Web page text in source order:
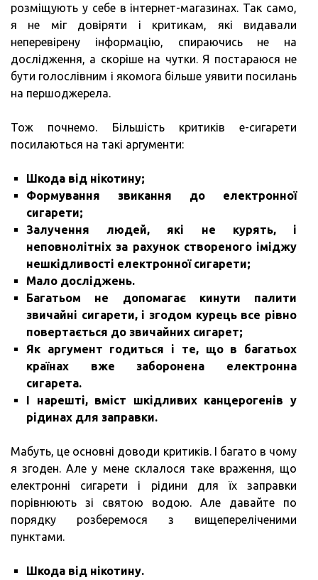
розміщують у себе в інтернет-магазинах. Так само,
я не міг довіряти і критикам, які видавали
неперевірену інформацію, спираючись не на
дослідження, а скоріше на чутки. Я постараюся не
бути голослівним і якомога більше уявити посилань
на першоджерела.
Тож почнемо. Більшість критиків е-сигарети
посилаються на такі аргументи:
Шкода від нікотину;
Формування звикання до електронної
сигарети;
Залучення людей, які не курять, і
неповнолітніх за рахунок створеного іміджу
нешкідливості електронної сигарети;
Мало досліджень.
Багатьом не допомагає кинути палити
звичайні сигарети, і згодом курець все рівно
повертається до звичайних сигарет;
Як аргумент годиться і те, що в багатьох
країнах вже заборонена електронна
сигарета.
І нарешті, вміст шкідливих канцерогенів у
рідинах для заправки.
Мабуть, це основні доводи критиків. І багато в чому
я згоден. Але у мене склалося таке враження, що
електронні сигарети і рідини для їх заправки
порівнюють зі святою водою. Але давайте по
порядку розберемося з вищепереліченими
пунктами.
Шкода від нікотину.